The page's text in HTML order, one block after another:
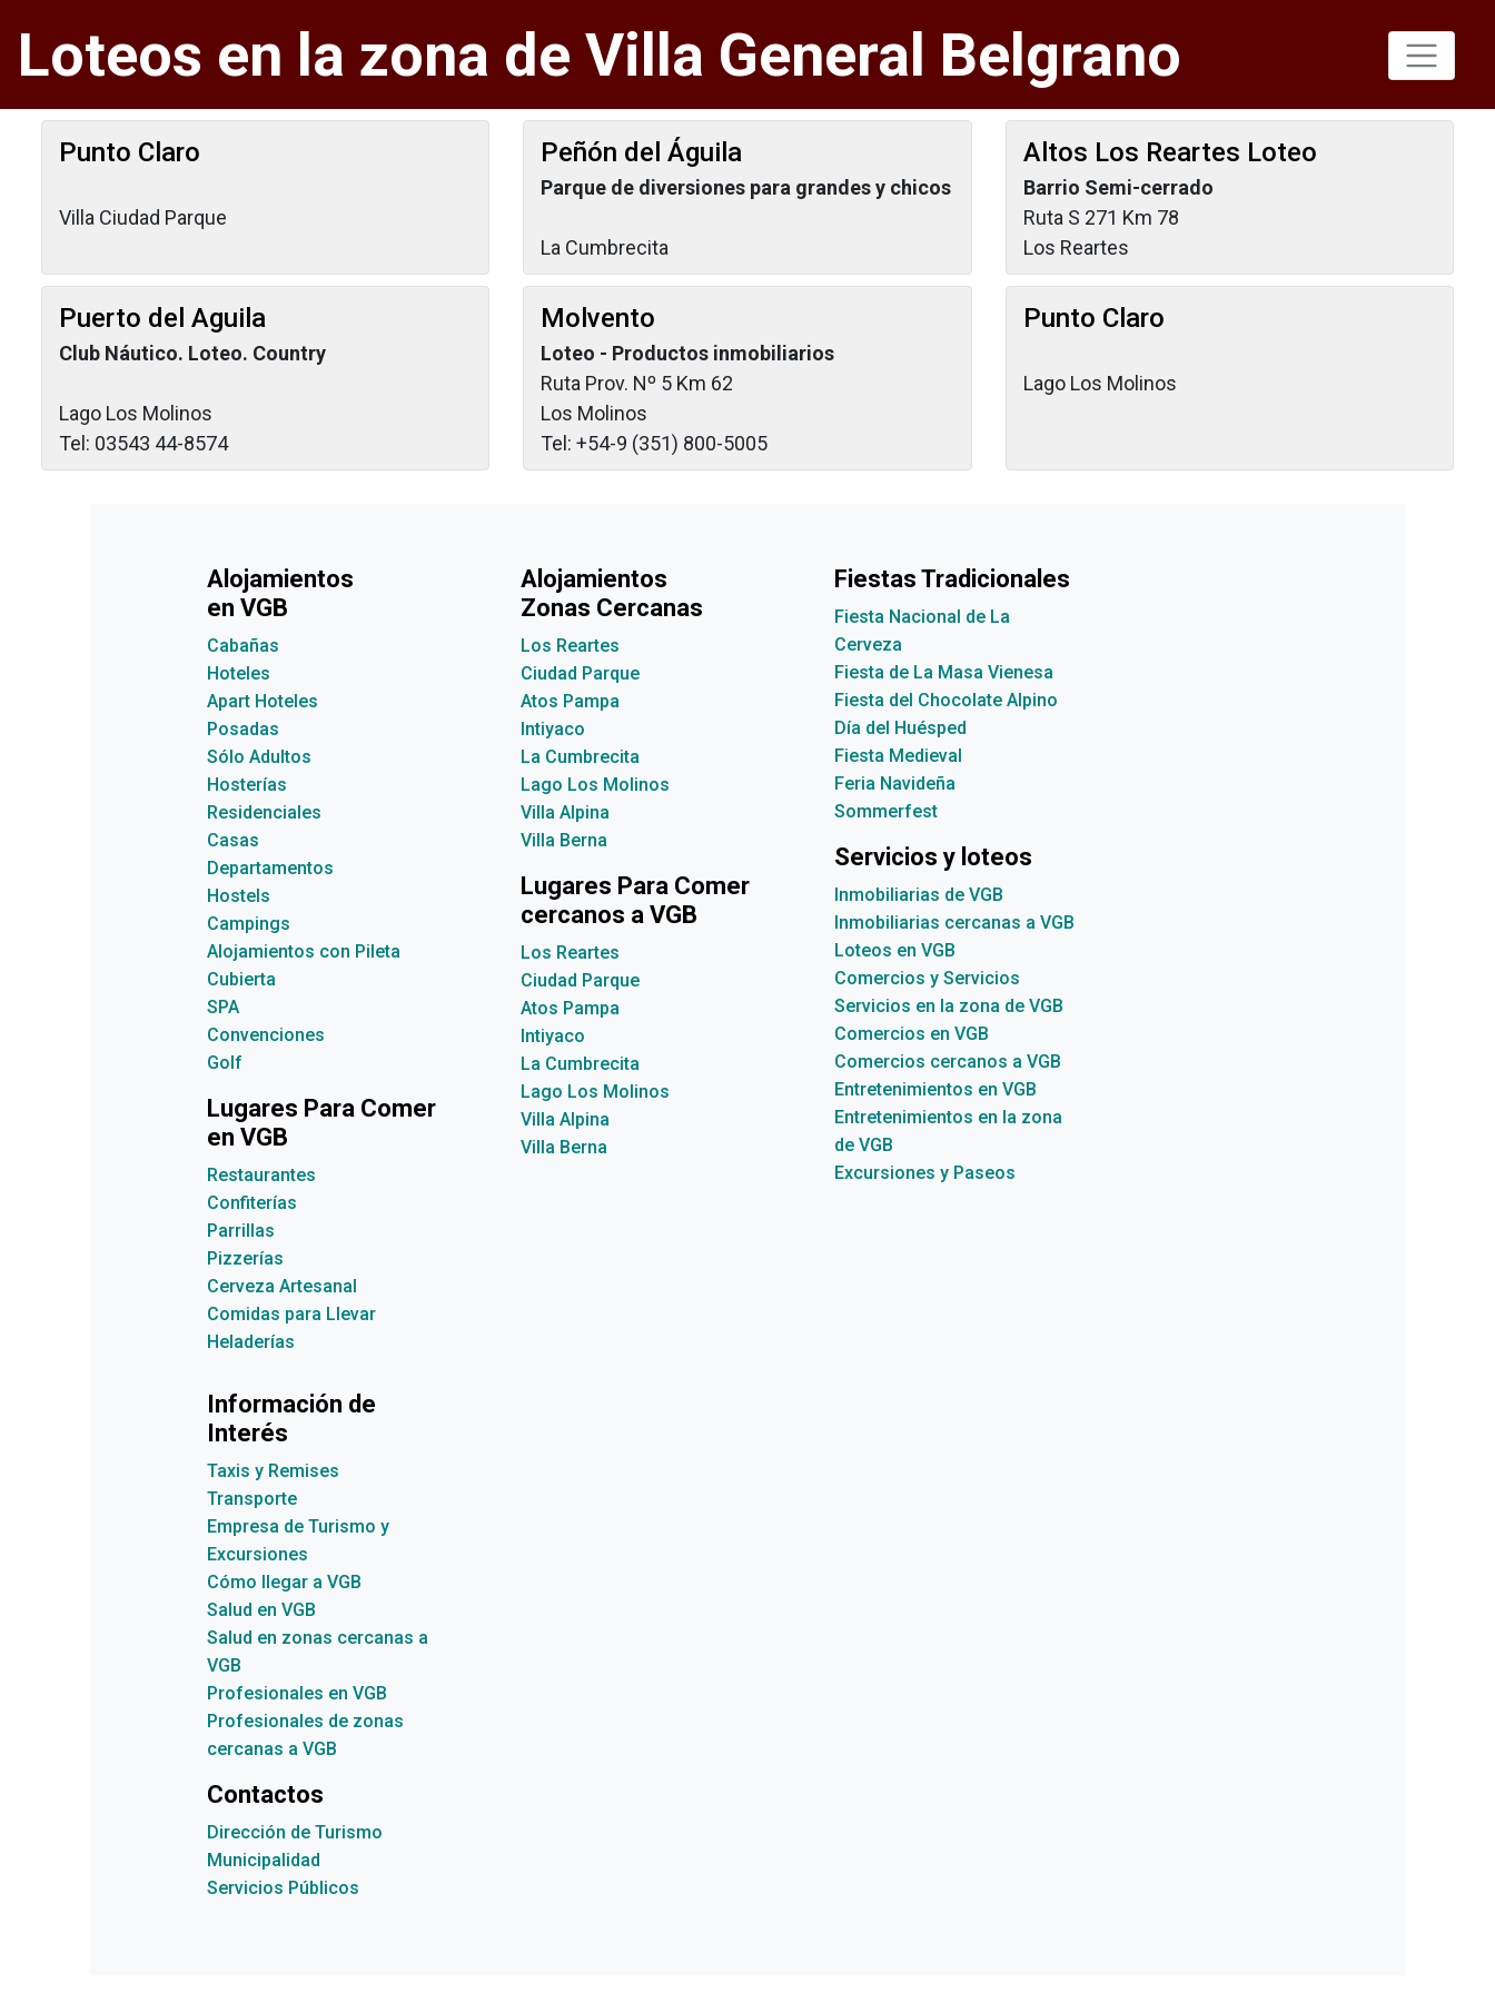
Loteos en la zona de Villa General Belgrano
Punto Claro
Villa Ciudad Parque
Peñón del Águila
Parque de diversiones para grandes y chicos
La Cumbrecita
Altos Los Reartes Loteo
Barrio Semi-cerrado
Ruta S 271 Km 78
Los Reartes
Puerto del Aguila
Club Náutico. Loteo. Country
Lago Los Molinos
Tel: 03543 44-8574
Molvento
Loteo - Productos inmobiliarios
Ruta Prov. Nº 5 Km 62
Los Molinos
Tel: +54-9 (351) 800-5005
Punto Claro
Lago Los Molinos
Alojamientos
en VGB
Cabañas
Hoteles
Apart Hoteles
Posadas
Sólo Adultos
Hosterías
Residenciales
Casas
Departamentos
Hostels
Campings
Alojamientos con Pileta
Cubierta
SPA
Convenciones
Golf
Lugares Para Comer
en VGB
Restaurantes
Confiterías
Parrillas
Pizzerías
Cerveza Artesanal
Comidas para Llevar
Heladerías
Alojamientos
Zonas Cercanas
Los Reartes
Ciudad Parque
Atos Pampa
Intiyaco
La Cumbrecita
Lago Los Molinos
Villa Alpina
Villa Berna
Lugares Para Comer
cercanos a VGB
Los Reartes
Ciudad Parque
Atos Pampa
Intiyaco
La Cumbrecita
Lago Los Molinos
Villa Alpina
Villa Berna
Fiestas Tradicionales
Fiesta Nacional de La
Cerveza
Fiesta de La Masa Vienesa
Fiesta del Chocolate Alpino
Día del Huésped
Fiesta Medieval
Feria Navideña
Sommerfest
Servicios y loteos
Inmobiliarias de VGB
Inmobiliarias cercanas a VGB
Loteos en VGB
Comercios y Servicios
Servicios en la zona de VGB
Comercios en VGB
Comercios cercanos a VGB
Entretenimientos en VGB
Entretenimientos en la zona
de VGB
Excursiones y Paseos
Información de
Interés
Taxis y Remises
Transporte
Empresa de Turismo y
Excursiones
Cómo llegar a VGB
Salud en VGB
Salud en zonas cercanas a
VGB
Profesionales en VGB
Profesionales de zonas
cercanas a VGB
Contactos
Dirección de Turismo
Municipalidad
Servicios Públicos